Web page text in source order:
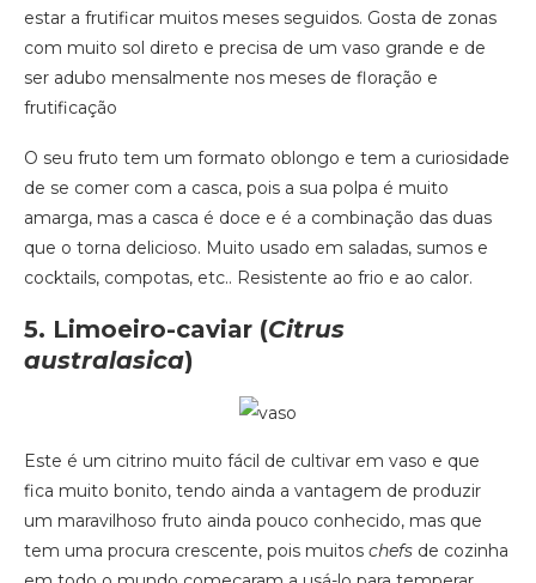
estar a frutificar muitos meses seguidos. Gosta de zonas
com muito sol direto e precisa de um vaso grande e de
ser adubo mensalmente nos meses de floração e
frutificação
O seu fruto tem um formato oblongo e tem a curiosidade
de se comer com a casca, pois a sua polpa é muito
amarga, mas a casca é doce e é a combinação das duas
que o torna delicioso. Muito usado em saladas, sumos e
cocktails, compotas, etc.. Resistente ao frio e ao calor.
5. Limoeiro-caviar (Citrus
australasica)
Este é um citrino muito fácil de cultivar em vaso e que
fica muito bonito, tendo ainda a vantagem de produzir
um maravilhoso fruto ainda pouco conhecido, mas que
tem uma procura crescente, pois muitos chefs de cozinha